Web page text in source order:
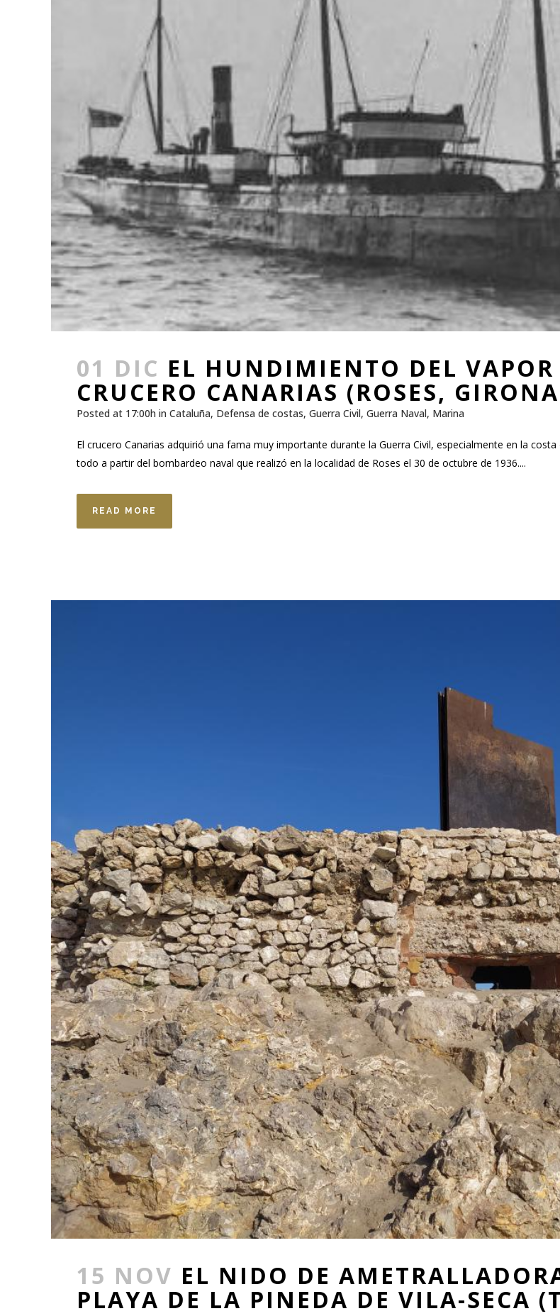
01 DIC EL HUNDIMIENTO DEL
CRUCERO CANARIAS (ROSES,
Posted at 17:00h in Cataluña, Defensa de costas, Guerra Civil, Guerra Naval, Marina
El crucero Canarias adquirió una fama muy importante durante la Guerra Civil, especialmente en la
todo a partir del bombardeo naval que realizó en la localidad de Roses el 30 de octubre de 1936....
READ MORE
15 NOV EL NIDO DE
PLAYA DE LA PINEDA DE VILA-SECA